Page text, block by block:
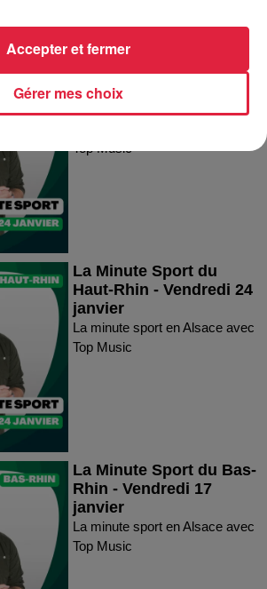
La Minute Sport du Bas-
Rhin - vendredi 24
janvier
Top Music
La Minute Sport du
Haut-Rhin - Vendredi 24
janvier
La minute sport en Alsace avec
Top Music
La Minute Sport du Bas-
Rhin - Vendredi 17
janvier
La minute sport en Alsace avec
Top Music
Gérer mes choix
Accepter et fermer